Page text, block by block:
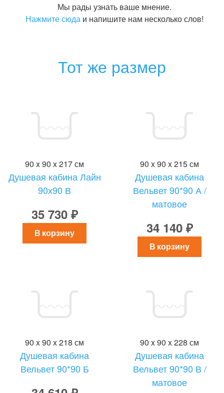
Мы рады узнать ваше мнение.
Нажмите сюда и напишите нам несколько слов!
Тот же размер
90 x 90 x 217 см
Душевая кабина Лайн
90х90 В
35 730 ₽
В корзину
90 x 90 x 215 см
Душевая кабина
Вельвет 90*90 А /
матовое
34 140 ₽
В корзину
90 x 90 x 218 см
Душевая кабина
Вельвет 90*90 Б
90 x 90 x 228 см
Душевая кабина
Вельвет 90*90 В /
матовое